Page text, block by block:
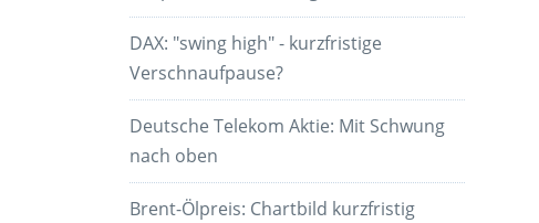
DAX: "swing high" - kurzfristige
Verschnaufpause?
Deutsche Telekom Aktie: Mit Schwung
nach oben
Brent-Ölpreis: Chartbild kurzfristig